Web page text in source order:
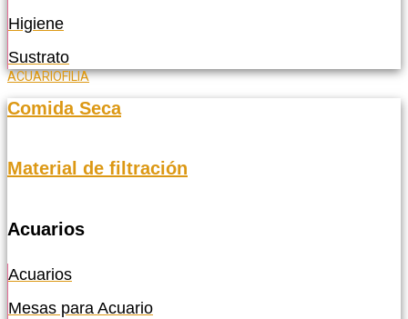
Higiene
Sustrato
ACUARIOFILIA
Comida Seca
Material de filtración
Acuarios
Acuarios
Mesas para Acuario